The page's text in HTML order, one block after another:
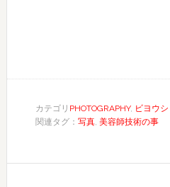
カテゴリ PHOTOGRAPHY, ビヨウシ
関連タグ： 写真, 美容師技術の事